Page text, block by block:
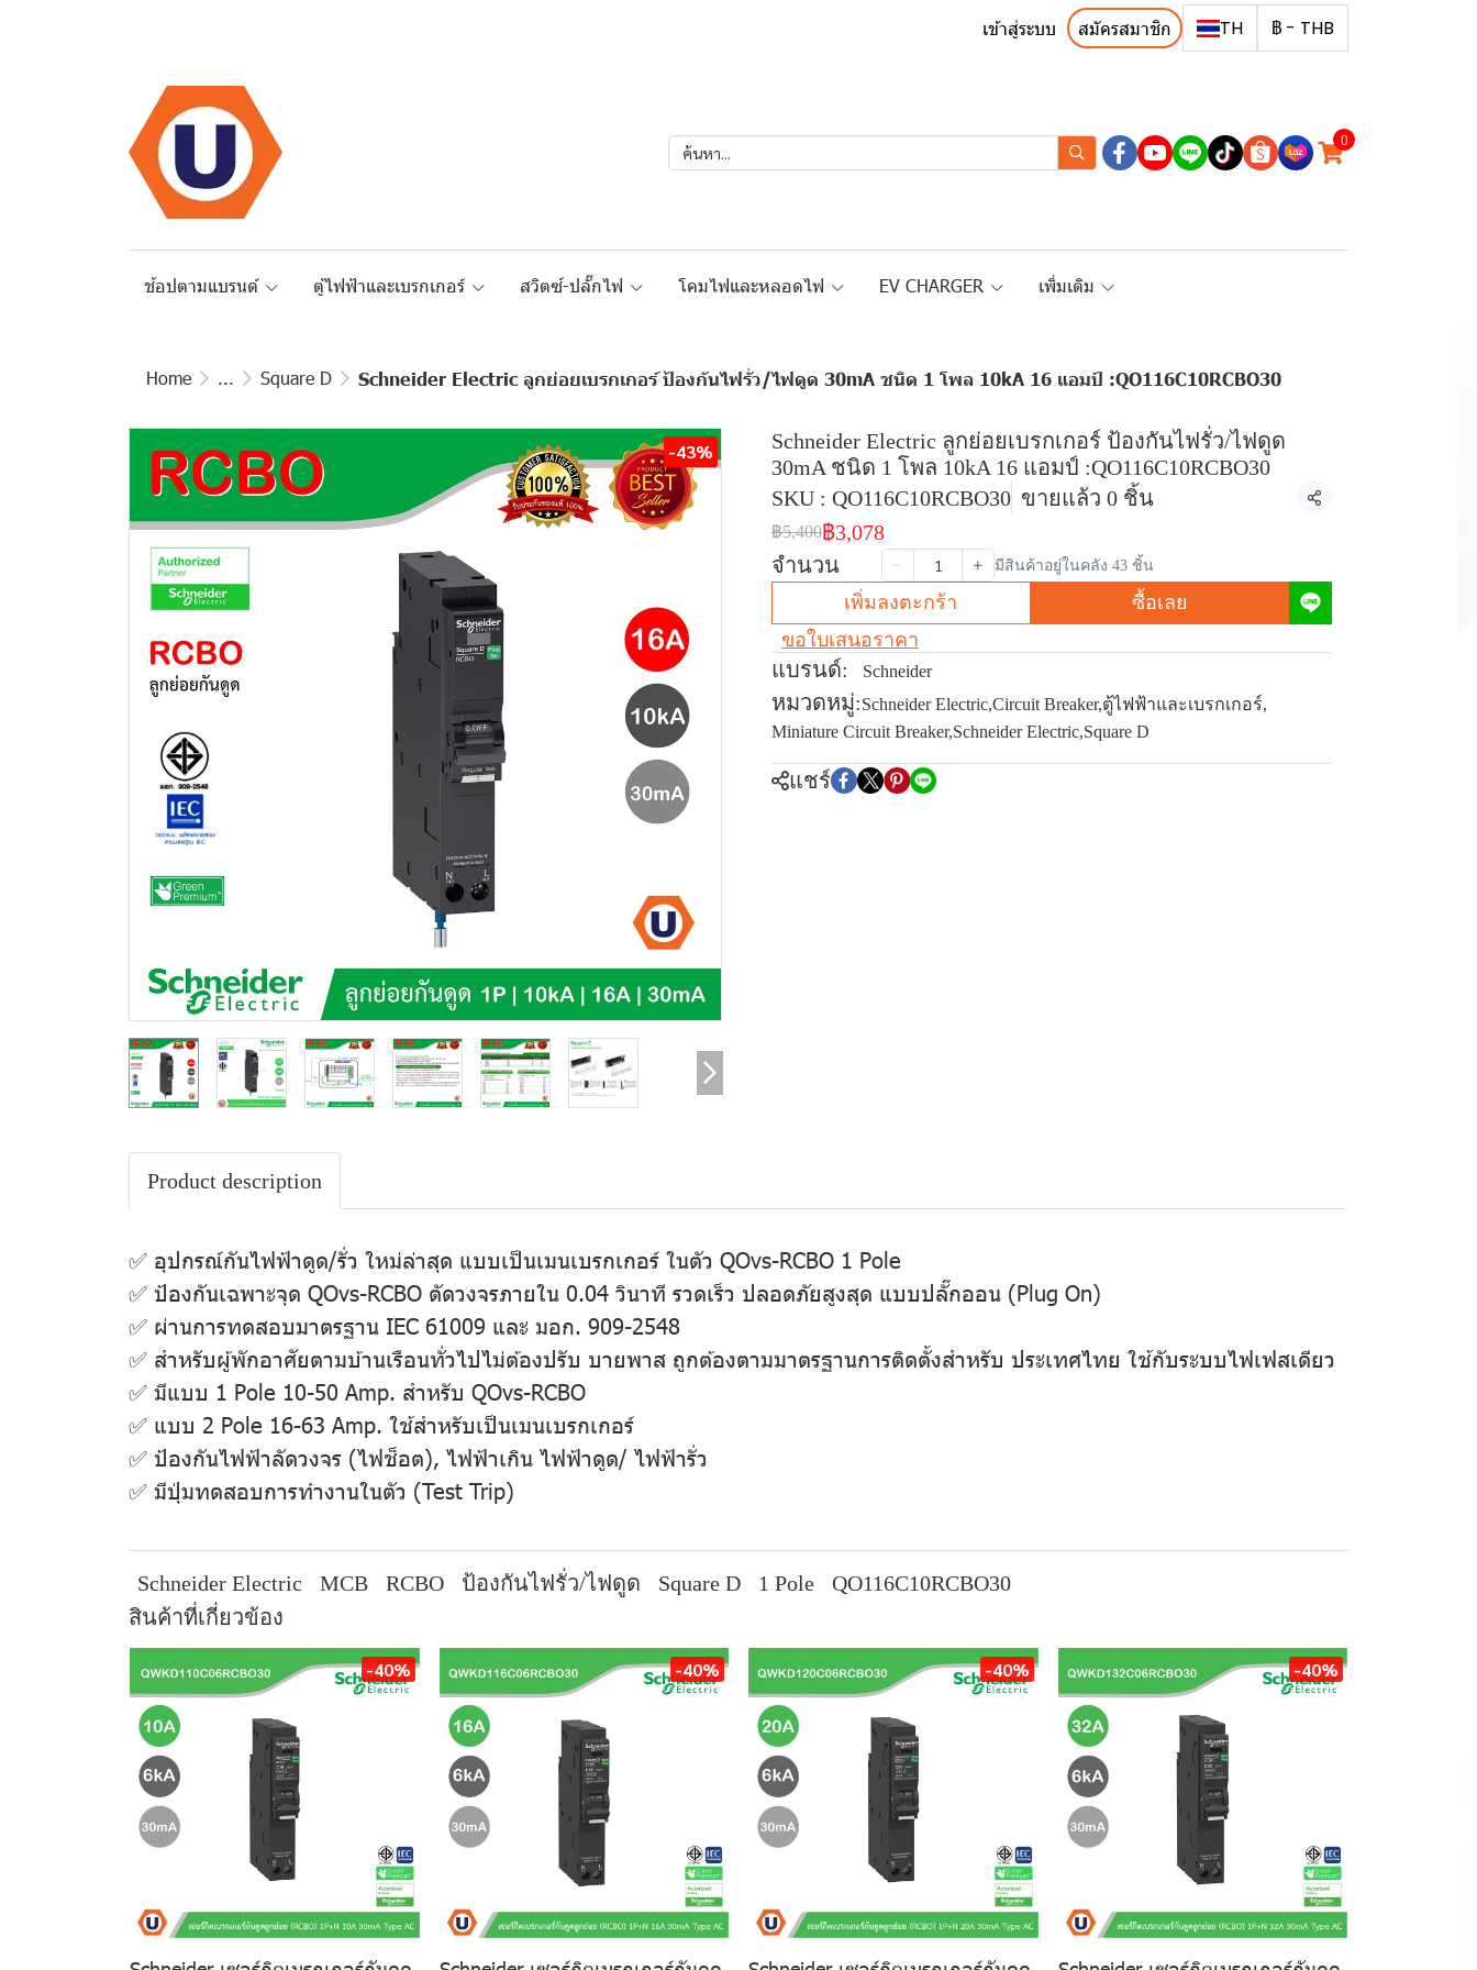
เข้าสู่ระบบ สมัครสมาชิก TH ฿ - THB
0
ช้อปตามแบรนด์ ตู้ไฟฟ้าและเบรกเกอร์ สวิตซ์-ปลั๊กไฟ โคมไฟและหลอดไฟ EV CHARGER เพิ่มเติม
Home ... Square D Schneider Electric ลูกย่อยเบรกเกอร์ ป้องกันไฟรั่ว/ไฟดูด 30mA ชนิด 1 โพล 10kA 16 แอมป์ :QO116C10RCBO30
-43%
Schneider Electric ลูกย่อยเบรกเกอร์ ป้องกันไฟรั่ว/ไฟดูด
30mA ชนิด 1 โพล 10kA 16 แอมป์ :QO116C10RCBO30
SKU : QO116C10RCBO30 ขายแล้ว 0 ชิ้น แชร์
฿5,400฿3,078
จำนวน
มีสินค้าอยู่ในคลัง 43 ชิ้น
เพิ่มลงตะกร้า
ซื้อเลย
ขอใบเสนอราคา
แบรนด์: Schneider
หมวดหมู่:Schneider Electric,Circuit Breaker,ตู้ไฟฟ้าและเบรกเกอร์,
Miniature Circuit Breaker,Schneider Electric,Square D
แชร์
Product description
✅ อุปกรณ์กันไฟฟ้าดูด/รั่ว ใหม่ล่าสุด แบบเป็นเมนเบรกเกอร์ ในตัว QOvs-RCBO 1 Pole
✅ ป้องกันเฉพาะจุด QOvs-RCBO ตัดวงจรภายใน 0.04 วินาที รวดเร็ว ปลอดภัยสูงสุด แบบปลั๊กออน (Plug On)
✅ ผ่านการทดสอบมาตรฐาน IEC 61009 และ มอก. 909-2548
✅ สําหรับผู้พักอาศัยตามบ้านเรือนทั่วไปไม่ต้องปรับ บายพาส ถูกต้องตามมาตรฐานการติดตั้งสําหรับ ประเทศไทย ใช้กับระบบไฟเฟสเดียว
✅ มีแบบ 1 Pole 10-50 Amp. สําหรับ QOvs-RCBO
✅ แบบ 2 Pole 16-63 Amp. ใช้สําหรับเป็นเมนเบรกเกอร์
✅ ป้องกันไฟฟ้าลัดวงจร (ไฟช็อต), ไฟฟ้าเกิน ไฟฟ้าดูด/ ไฟฟ้ารั่ว
✅ มีปุ่มทดสอบการทํางานในตัว (Test Trip)
Schneider Electric MCB RCBO ป้องกันไฟรั่ว/ไฟดูด Square D 1 Pole
QO116C10RCBO30
สินค้าที่เกี่ยวข้อง
-40% -40% -40% -40%